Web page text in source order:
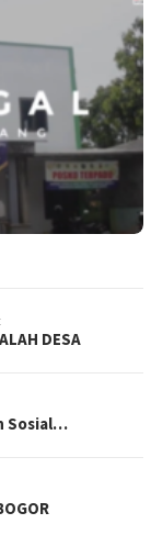
DESA
Sosial…